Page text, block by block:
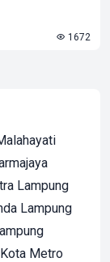
1672
Lampung
Lampung
Metro